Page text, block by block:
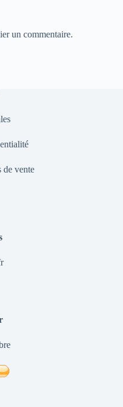
un commentaire.
de vente